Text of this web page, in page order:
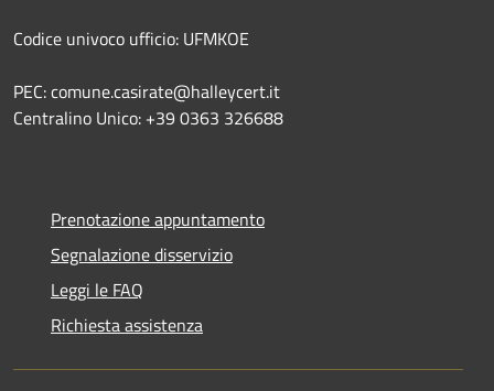
Codice univoco ufficio: UFMKOE
PEC: comune.casirate@halleycert.it
Centralino Unico: +39 0363 326688
Prenotazione appuntamento
Segnalazione disservizio
Leggi le FAQ
Richiesta assistenza